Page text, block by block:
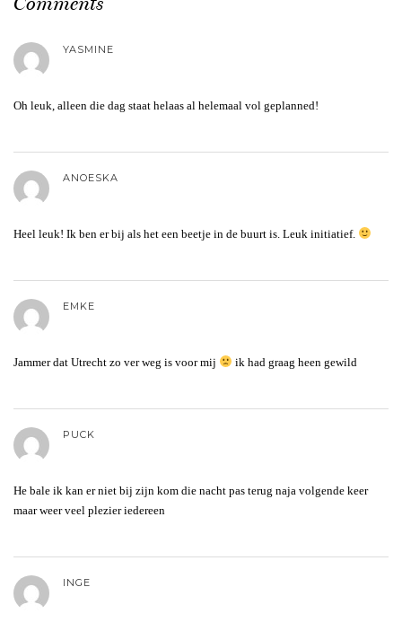
YASMINE
Oh leuk, alleen die dag staat helaas al helemaal vol geplanned!
ANOESKA
Heel leuk! Ik ben er bij als het een beetje in de buurt is. Leuk initiatief.
EMKE
Jammer dat Utrecht zo ver weg is voor mij ik had graag heen gewild
PUCK
He bale ik kan er niet bij zijn kom die nacht pas terug naja volgende keer
maar weer veel plezier iedereen
INGE